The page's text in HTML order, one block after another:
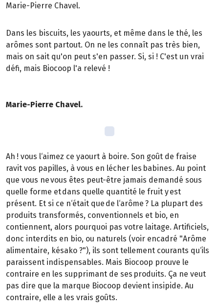
Marie-Pierre Chavel.
Dans les biscuits, les yaourts, et même dans le thé, les
arômes sont partout. On ne les connaît pas très bien,
mais on sait qu'on peut s'en passer. Si, si ! C'est un vrai
défi, mais Biocoop l'a relevé !
Marie-Pierre Chavel.
Ah ! vous l‘aimez ce yaourt à boire. Son goût de fraise
ravit vos papilles, à vous en lécher les babines. Au point
que vous ne vous êtes peut-être jamais demandé sous
quelle forme et dans quelle quantité le fruit y est
présent. Et si ce n‘était que de l‘arôme ? La plupart des
produits transformés, conventionnels et bio, en
contiennent, alors pourquoi pas votre laitage. Artificiels,
donc interdits en bio, ou naturels (voir encadré "Arôme
alimentaire, késako ?"), ils sont tellement courants qu‘ils
paraissent indispensables. Mais Biocoop prouve le
contraire en les supprimant de ses produits. Ça ne veut
pas dire que la marque Biocoop devient insipide. Au
contraire, elle a les vrais goûts.